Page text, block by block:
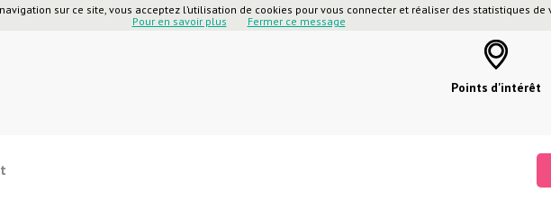
sur ce site, vous acceptez l’utilisation de cookies pour vous connecter et réaliser des statistiques de
Pour en savoir plus
Fermer ce message
Points d'intérêt